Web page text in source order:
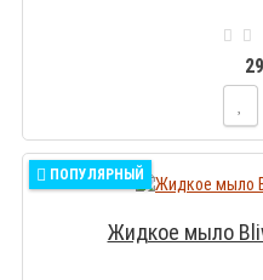
ПОПУЛЯРНЫЙ
Жидкое мыло